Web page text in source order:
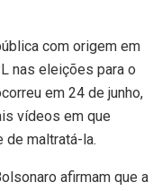
com origem em
nas eleições para o
em 24 de junho,
vídeos em que
de maltratá-la.
afirmam que a